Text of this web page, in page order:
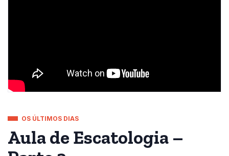
OS ÚLTIMOS DIAS
Aula de Escatologia –